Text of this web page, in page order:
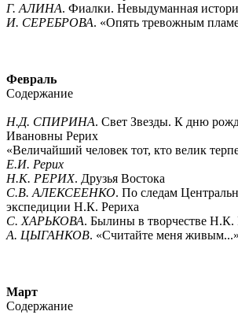
Г. АЛИНА. Фиалки. Невыдуманная
И. СЕРЕБРОВА. «Опять тревожным
Февраль
Содержание
Н.Д. СПИРИНА. Свет Звезды. К дню
Ивановны Рерих
«Величайший человек тот, кто велик
Е.И. Рерих
Н.К. РЕРИХ. Друзья Востока
С.В. АЛЕКСЕЕНКО. По следам
экспедиции Н.К. Рериха
С. ХАРЬКОВА. Былины в творчестве Н.К.
А. ЦЫГАНКОВ. «Считайте меня живым...»
Март
Содержание